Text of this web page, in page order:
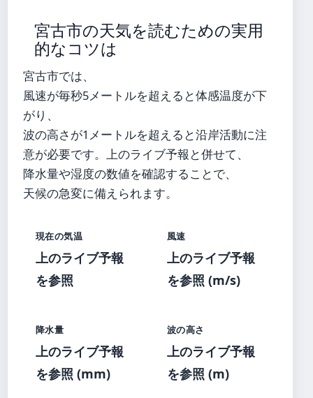
宮古市の天気を読むための実用
的なコツは
宮古市では、
風速が毎秒5メートルを超えると体感温度が下
がり、
波の高さが1メートルを超えると沿岸活動に注
意が必要です。上のライブ予報と併せて、
降水量や湿度の数値を確認することで、
天候の急変に備えられます。
現在の気温
上のライブ予報
を参照
風速
上のライブ予報
を参照 (m/s)
降水量
上のライブ予報
を参照 (mm)
波の高さ
上のライブ予報
を参照 (m)